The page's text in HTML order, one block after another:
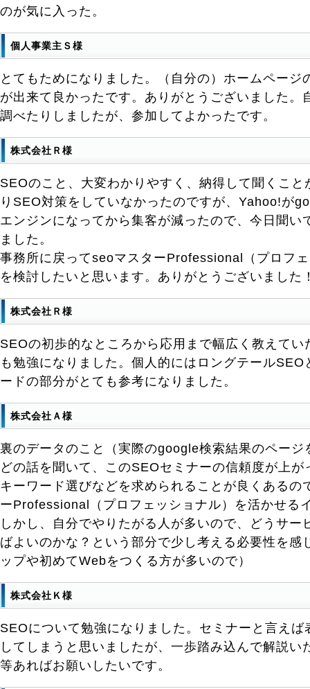
のが気に入った。
個人事業主Ｓ様
とてもためになりました。（自分の）ホームページ
が出来て良かったです。ありがとうございました。
調べたりしましたが、参加してよかったです。
株式会社Ｒ様
SEOのこと、大変わかりやすく、納得して聞くこと
りSEO対策をしていなかったのですが、Yahoo!が
エンジンになってから集客が減ったので、今日聞い
ました。
事務所に戻ってseoマスターProfessional（プロフ
を検討したいと思います。ありがとうございました
株式会社Ｒ様
SEOの初歩的なところから応用まで幅広く教えてい
も勉強になりました。個人的にはロングテール
ードの部分がとても参考になりました。
株式会社Ａ様
裏のデータのこと（実際のgoogle検索結果のページ
どの話を聞いて、このSEOセミナーの信頼度が上が
キーワード選びなどを求められることが良くあるの
ーProfessional（プロフェッショナル）を活かせる
しかし、自分でやりたがる人が多いので、どうサー
ばよいのかな？という部分で少し考える必要性を感
ップや初めてWebをつくる方が多いので）
株式会社Ｋ様
SEOについて勉強になりました。セミナーと言えば
してしまうと思いましたが、一歩踏み込んで解説い
等あればお願いしたいです。